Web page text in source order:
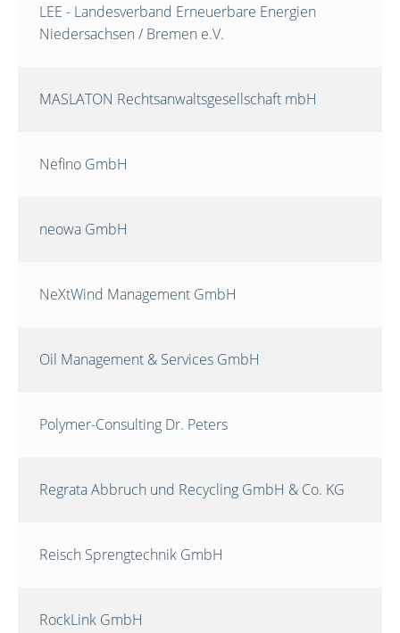
LEE - Landesverband Erneuerbare Energien
Niedersachsen / Bremen e.V.
MASLATON Rechtsanwaltsgesellschaft mbH
Nefino GmbH
neowa GmbH
NeXtWind Management GmbH
Oil Management & Services GmbH
Polymer-Consulting Dr. Peters
Regrata Abbruch und Recycling GmbH & Co. KG
Reisch Sprengtechnik GmbH
RockLink GmbH